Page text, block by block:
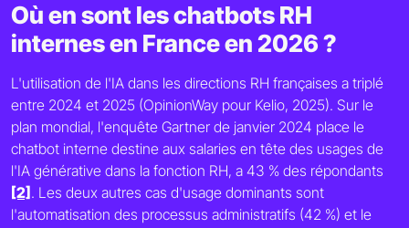
Où en sont les chatbots RH
internes en France en 2026 ?
L'utilisation de l'IA dans les directions RH françaises a triplé
entre 2024 et 2025 (OpinionWay pour Kelio, 2025). Sur le
plan mondial, l'enquête Gartner de janvier 2024 place le
chatbot interne destine aux salaries en tête des usages de
l'IA générative dans la fonction RH, a 43 % des répondants
[2] . Les deux autres cas d'usage dominants sont
l'automatisation des processus administratifs (42 %) et le